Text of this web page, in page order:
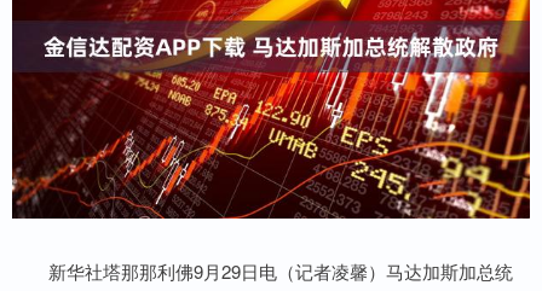
新华社塔那那利佛9月29日电（记者凌馨）马达加斯加总统